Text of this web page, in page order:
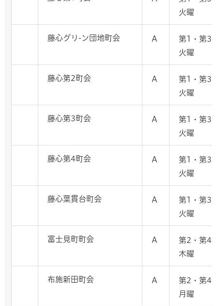
火曜
藤心グリ-ン団地町会 A
第1・第3
火曜
藤心第2町会 A
第1・第3
火曜
藤心第3町会 A
第1・第3
火曜
藤心第4町会 A
第1・第3
火曜
藤心葉貫台町会 A
第1・第3
火曜
富士見町町会 A
第2・第4
木曜
布施新田町会 A
第2・第4
月曜